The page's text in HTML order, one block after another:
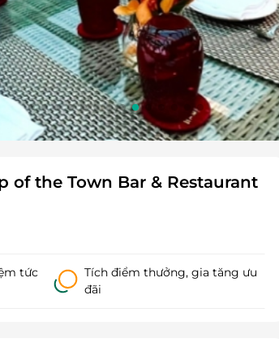
the Town Bar & Restaurant
tức
Tích điểm thưởng, gia tăng ưu
đãi